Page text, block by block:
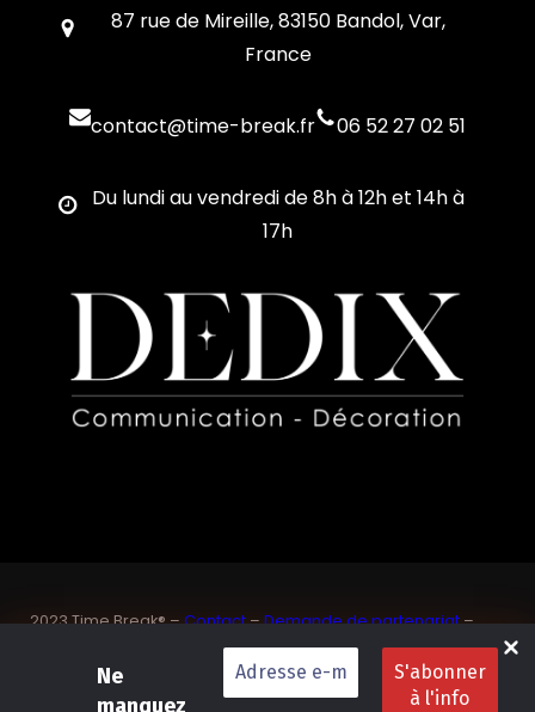
Ne
manquez
87 rue de Mireille, 83150 Bandol, Var,
France
contact@time-break.fr 06 52 27 02 51
Du lundi au vendredi de 8h à 12h et 14h à
17h
2023 Time Break® –Contact–Demande de partenariat–
Sponsoriser un joueur de padel français
SASU Dedix Communication – 87 rue de Mireille – 83 150
Bandol – Var